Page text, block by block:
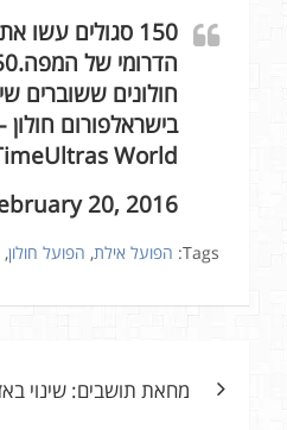
World
20, 2016
Tags: הפועל אילת, הפועל חולון,
מחאת תושבים: שינוי